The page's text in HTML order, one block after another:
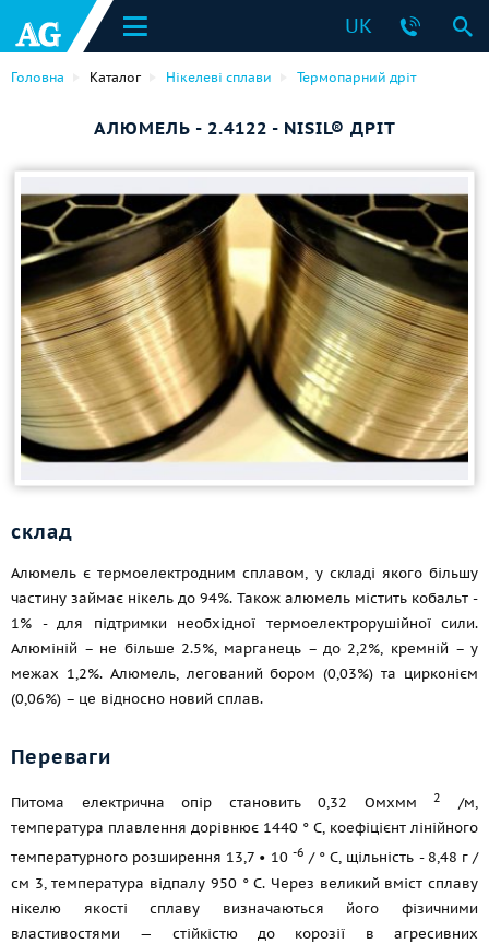
UK
Головна Каталог Нікелеві сплави Термопарний дріт
АЛЮМЕЛЬ - 2.4122 - NISIL® ДРІТ
склад
Алюмель є термоелектродним сплавом, у складі якого більшу
частину займає нікель до 94%. Також алюмель містить кобальт -
1% - для підтримки необхідної термоелектрорушійної сили.
Алюміній – не більше 2.5%, марганець – до 2,2%, кремній – у
межах 1,2%. Алюмель, легований бором (0,03%) та цирконієм
(0,06%) – це відносно новий сплав.
Переваги
Питома електрична опір становить 0,32 Омxмм2
/м,
температура плавлення дорівнює 1440 ° C, коефіцієнт лінійного
температурного розширення 13,7 • 10 -6 / ° C, щільність - 8,48 г /
см 3, температура відпалу 950 ° C. Через великий вміст сплаву
нікелю якості сплаву визначаються його фізичними
властивостями — стійкістю до корозії в агресивних